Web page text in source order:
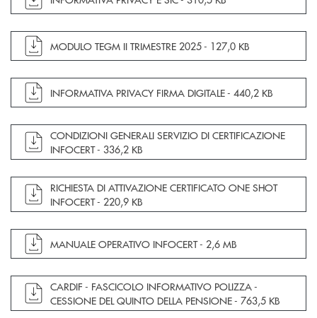
apre documento in una nuova finestra
MODULO TEGM II TRIMESTRE 2025 - 127,0 KB
apre documento in una nuova finestra
INFORMATIVA PRIVACY FIRMA DIGITALE - 440,2 KB
apre documento in una nuova finestra
CONDIZIONI GENERALI SERVIZIO DI CERTIFICAZIONE
INFOCERT - 336,2 KB
apre documento in una nuova finestra
RICHIESTA DI ATTIVAZIONE CERTIFICATO ONE SHOT
INFOCERT - 220,9 KB
apre documento in una nuova finestra
MANUALE OPERATIVO INFOCERT - 2,6 MB
apre documento in una nuova finestra
CARDIF - FASCICOLO INFORMATIVO POLIZZA -
CESSIONE DEL QUINTO DELLA PENSIONE - 763,5 KB